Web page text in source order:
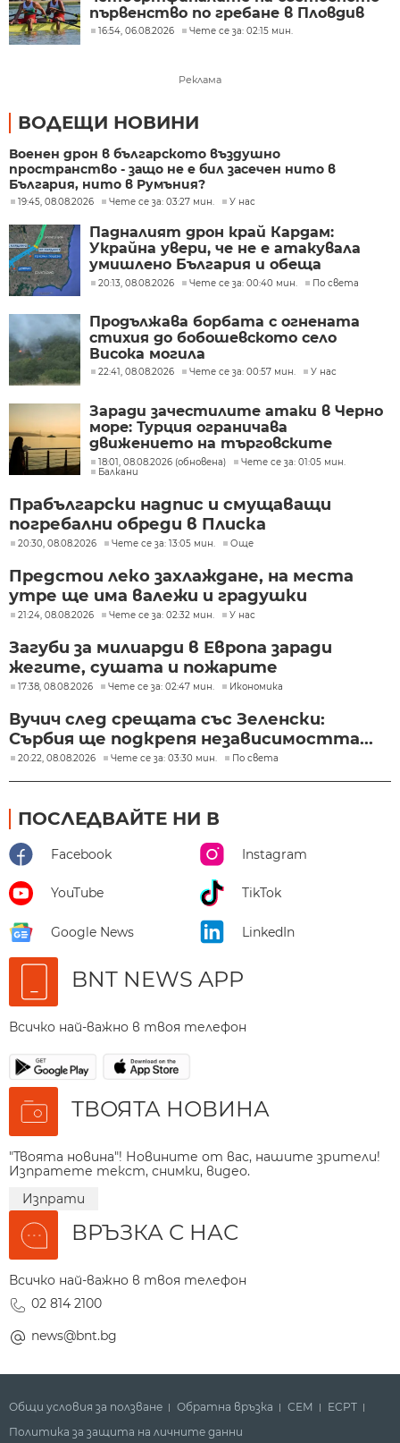
първенство по гребане в Пловдив
16:54, 06.08.2026 Чете се за: 02:15 мин.
Реклама
ВОДЕЩИ НОВИНИ
Военен дрон в българското въздушно
пространство - защо не е бил засечен нито в
България, нито в Румъния?
19:45, 08.08.2026 Чете се за: 03:27 мин. У нас
Падналият дрон край Кардам:
Украйна увери, че не е атакувала
умишлено България и обеща
разследване
20:13, 08.08.2026 Чете се за: 00:40 мин. По света
Продължава борбата с огнената
стихия до бобошевското село
Висока могила
22:41, 08.08.2026 Чете се за: 00:57 мин. У нас
Заради зачестилите атаки в Черно
море: Турция ограничава
движението на търговските
кораби
18:01, 08.08.2026 (обновена)
Чете се за: 01:05 мин.
Балкани
Прабългарски надпис и смущаващи
погребални обреди в Плиска
20:30, 08.08.2026 Чете се за: 13:05 мин. Още
Предстои леко захлаждане, на места
утре ще има валежи и градушки
21:24, 08.08.2026 Чете се за: 02:32 мин. У нас
Загуби за милиарди в Европа заради
жегите, сушата и пожарите
17:38, 08.08.2026 Чете се за: 02:47 мин. Икономика
Вучич след срещата със Зеленски:
Сърбия ще подкрепя независимостта...
20:22, 08.08.2026 Чете се за: 03:30 мин. По света
ПОСЛЕДВАЙТЕ НИ В
Facebook Instagram
YouTube TikTok
Google News LinkedIn
BNT NEWS APP
Всичко най-важно в твоя телефон
ТВОЯТА НОВИНА
"Твоята новина"! Новините от вас, нашите зрители!
Изпратете текст, снимки, видео.
Изпрати
ВРЪЗКА С НАС
Всичко най-важно в твоя телефон
02 814 2100
news@bnt.bg
Общи условия за ползване Обратна връзка СЕМ
ECPT
Политика за защита на личните данни